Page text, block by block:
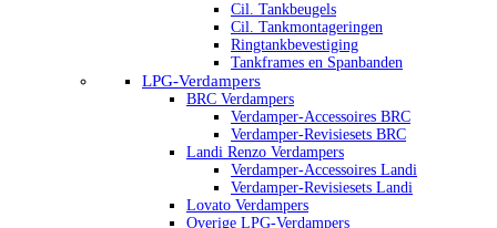
Cil. Tankbeugels
Cil. Tankmontageringen
Ringtankbevestiging
Tankframes en Spanbanden
LPG-Verdampers
BRC Verdampers
Verdamper-Accessoires BRC
Verdamper-Revisiesets BRC
Landi Renzo Verdampers
Verdamper-Accessoires Landi
Verdamper-Revisiesets Landi
Lovato Verdampers
Overige LPG-Verdampers